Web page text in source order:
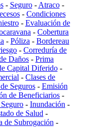
- Seguro- Atraco-
- Condiciones
- Evaluación de
- Cobertura
- Póliza - Bordereau
- Correduría de
Daños - Prima
Capital Diferido-
- Clases de
Seguros- Emisión
de Beneficiarios -
- Inundación -
de Salud -
de Subrogación -